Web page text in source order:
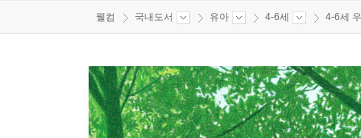
웰컴 국내도서 유아 4-6세 4-6세